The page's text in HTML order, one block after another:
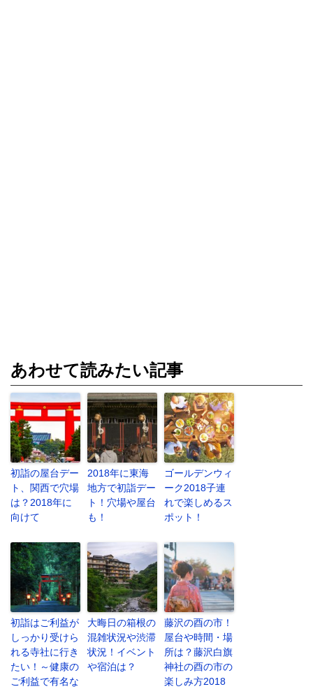
あわせて読みたい記事
初詣の屋台デー
ト、関西で穴場
は？2018年に
向けて
2018年に東海
地方で初詣デー
ト！穴場や屋台
も！
ゴールデンウィ
ーク2018子連
れで楽しめるス
ポット！
初詣はご利益が
しっかり受けら
れる寺社に行き
たい！～健康の
ご利益で有名な
大晦日の箱根の
混雑状況や渋滞
状況！イベント
や宿泊は？
藤沢の酉の市！
屋台や時間・場
所は？藤沢白旗
神社の酉の市の
楽しみ方2018